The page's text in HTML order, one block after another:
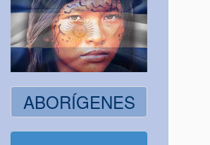
ABORÍGENES